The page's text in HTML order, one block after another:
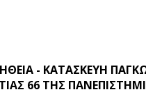
- ΚΑΤΑΣΚΕΥΗ
66 ΤΗΣ